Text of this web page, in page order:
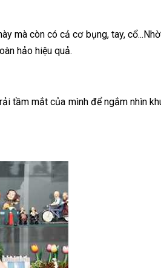
mà còn có cả cơ bụng, tay,
hảo hiệu quả.
tầm mắt của mình để ngắm nhìn